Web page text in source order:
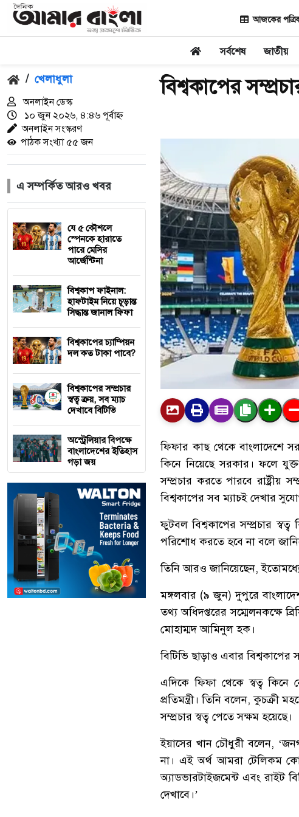
আজকের
সর্বশেষ জাতীয়
/ খেলাধুলা
অনলাইন ডেস্ক
১০ জুন ২০২৬, ৪:৪৬ পূর্বাহ্ন
অনলাইন সংস্করণ
পাঠক সংখ্যা ৫৫ জন
এ সম্পর্কিত আরও খবর
যে ৫ কৌশলে
স্পেনকে হারাতে
পারে মেসির
আর্জেন্টিনা
বিশ্বকাপ ফাইনাল:
হাফটাইম নিয়ে চূড়ান্ত
সিদ্ধান্ত জানাল ফিফা
বিশ্বকাপের চ্যাম্পিয়ন
দল কত টাকা পাবে?
বিশ্বকাপের সম্প্রচার
স্বত্ব ক্রয়, সব ম্যাচ
দেখাবে বিটিভি
অস্ট্রেলিয়ার বিপক্ষে
বাংলাদেশের ইতিহাস
গড়া জয়
বিশ্বকাপের
ফিফার কাছ থেকে বাংলাদেশে
কিনে নিয়েছে সরকার। ফলে
সম্প্রচার করতে পারবে রাষ্ট্রীয়
বিশ্বকাপের সব ম‍্যাচই দেখার
ফুটবল বিশ্বকাপের সম্প্রচার
পরিশোধ করতে হবে না বলে
তিনি আরও জানিয়েছেন,
মঙ্গলবার (৯ জুন) দুপুরে
তথ্য অধিদপ্তরের সম্মেলনকক্ষে
মোহাম্মদ আমিনুল হক।
বিটিভি ছাড়াও এবার
এদিকে ফিফা থেকে স্বত্ব কিনে
প্রতিমন্ত্রী। তিনি বলেন, কুচক্রী
সম্প্রচার স্বত্ব পেতে সক্ষম হয়েছে।
ইয়াসের খান চৌধুরী বলেন,
না। এই অর্থ আমরা টেলিকম
অ্যাডভারটাইজমেন্ট এবং রাইট
দেখাবে।’